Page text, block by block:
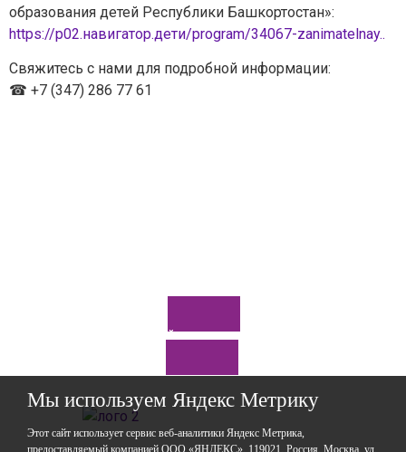
образования детей Республики Башкортостан»:
https://р02.навигатор.дети/program/34067-zanimatelnay..
Свяжитесь с нами для подробной информации:
☎ +7 (347) 286 77 61
Задайте нам вопрос
Мы используем Яндекс Метрику
Этот сайт использует сервис веб-аналитики Яндекс Метрика,